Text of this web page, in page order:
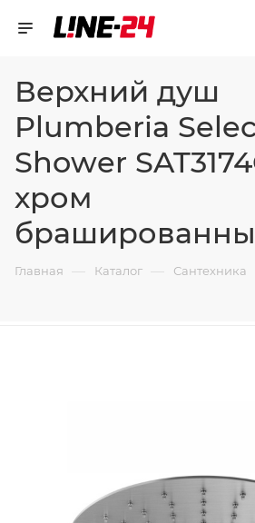
Верхний душ
Plumberia
Shower
хром
Главная — Каталог — Сантехника